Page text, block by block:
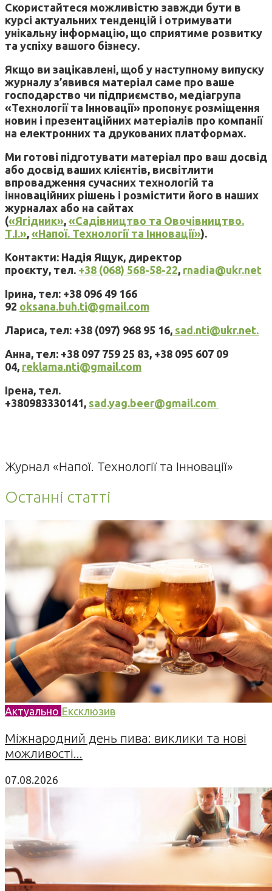
Скористайтеся можливістю завжди бути в
курсі актуальних тенденцій і отримувати
унікальну інформацію, що сприятиме розвитку
та успіху вашого бізнесу.
Якщо ви зацікавлені, щоб у наступному випуску
журналу з’явився матеріал саме про ваше
господарство чи підприємство, медіагрупа
«Технології та Інновації» пропонує розміщення
новин і презентаційних матеріалів про компанії
на електронних та друкованих платформах.
Ми готові підготувати матеріал про ваш досвід
або досвід ваших клієнтів, висвітлити
впровадження сучасних технологій та
інноваційних рішень і розмістити його в наших
журналах або на сайтах
(«Ягідник», «Садівництво та Овочівництво.
Т.І.», «Напої. Технології та Інновації»).
Контакти: Надія Ящук, директор
проєкту, тел. +38 (068) 568-58-22, rnadia@ukr.net
Ірина, тел: +38 096 49 166
92 oksana.buh.ti@gmail.com
Лариса, тел: +38 (097) 968 95 16, sad.nti@ukr.net.
Анна, тел: +38 097 759 25 83, +38 095 607 09
04, reklama.nti@gmail.com
Ірена, тел.
+380983330141, sad.yag.beer@gmail.com
Журнал «Напої. Технології та Інновації»
Останні статті
Актуально Ексклюзив
Міжнародний день пива: виклики та нові
можливості...
07.08.2026